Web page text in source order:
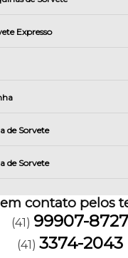
Expresso
de Sorvete
de Sorvete
contato pelos
(41) 99907-8727
(41) 3374-2043